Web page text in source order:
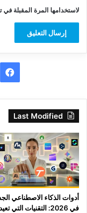
لاستخدامها المرة المقبلة في
Last Modified
أدوات الذكاء الاصطناعي
في 2026: التقنيات التي